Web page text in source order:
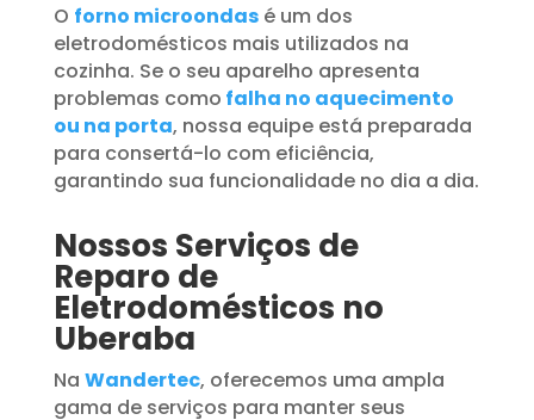
O forno microondasé um dos
eletrodomésticos mais utilizados na
cozinha. Se o seu aparelho apresenta
problemas como falha no aquecimento
ou na porta, nossa equipe está preparada
para consertá-lo com eficiência,
garantindo sua funcionalidade no dia a dia.
Nossos Serviços de
Reparo de
Eletrodomésticos no
Uberaba
Na Wandertec, oferecemos uma ampla
gama de serviços para manter seus